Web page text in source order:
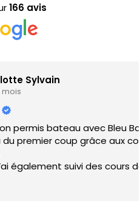
166 avis
avec Bleu Bassin et
coup grâce aux conseils
suivi des cours de
un moniteur très
qui m’a